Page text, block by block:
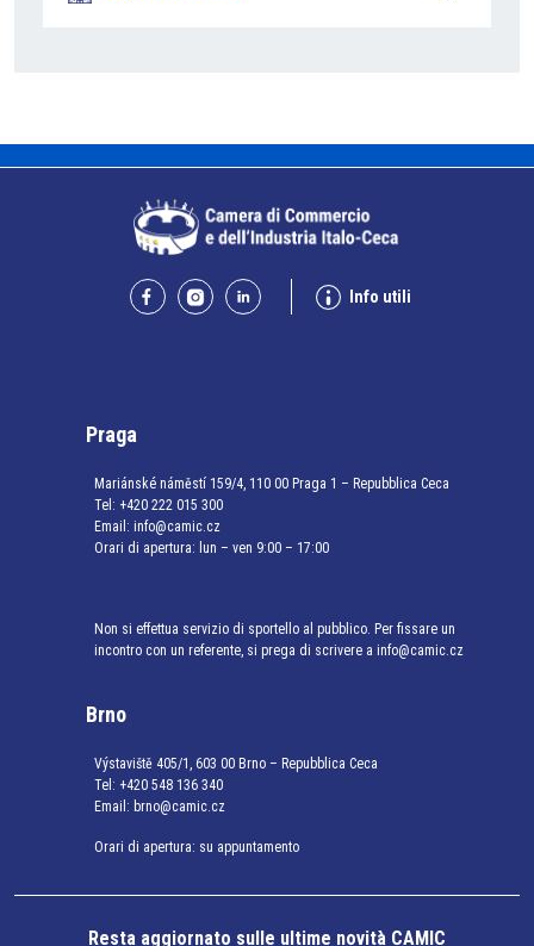
Info utili
Praga
Mariánské náměstí 159/4, 110 00 Praga 1 – Repubblica Ceca
Tel: +420 222 015 300
Email: info@camic.cz
Orari di apertura: lun – ven 9:00 – 17:00
Non si effettua servizio di sportello al pubblico. Per fissare un
incontro con un referente, si prega di scrivere a info@camic.cz
Brno
Výstaviště 405/1, 603 00 Brno – Repubblica Ceca
Tel: +420 548 136 340
Email: brno@camic.cz
Orari di apertura: su appuntamento
Resta aggiornato sulle ultime novità CAMIC